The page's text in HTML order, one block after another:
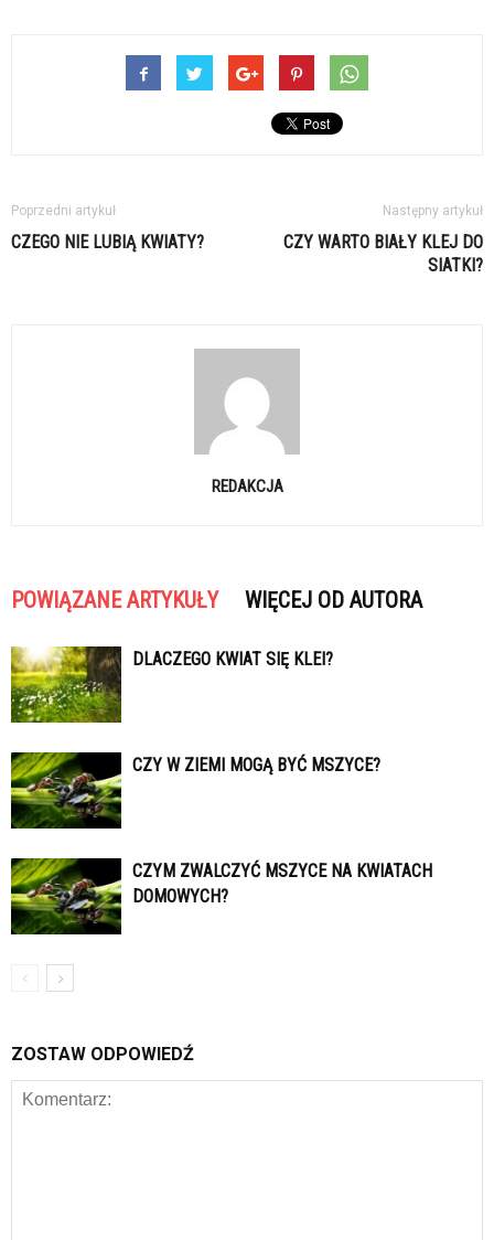
Poprzedni artykuł
CZEGO NIE LUBIĄ KWIATY?
Następny artykuł
CZY WARTO BIAŁY KLEJ DO
SIATKI?
REDAKCJA
POWIĄZANE ARTYKUŁY WIĘCEJ OD AUTORA
DLACZEGO KWIAT SIĘ KLEI?
CZY W ZIEMI MOGĄ BYĆ MSZYCE?
CZYM ZWALCZYĆ MSZYCE NA KWIATACH
DOMOWYCH?
ZOSTAW ODPOWIEDŹ